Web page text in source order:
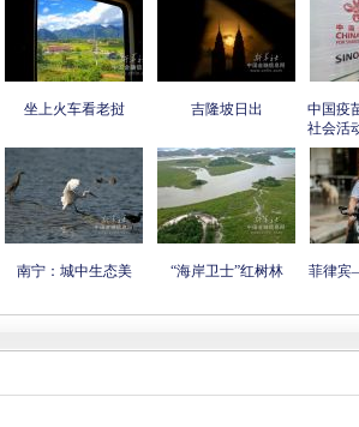
坐上火车看老挝 吉隆坡日出
中国疫
社会活
南宁：城中生态美 “海岸卫士”红树林 菲律宾